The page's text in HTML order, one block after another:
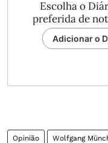
Escolha o
preferida de
Adicionar o
Opinião Wolfgang